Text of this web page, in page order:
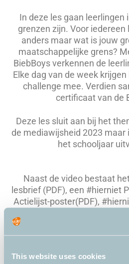
This website uses cookies
In deze les gaan leerlingen
grenzen zijn. Voor
anders maar wat is jouw
maatschappelijke grens?
BiebBoys verkennen de
Elke dag van de week
challenge mee. Verdien
certificaat van de
Deze les sluit aan bij het
de mediawijsheid 2023 maar
het schooljaar
Naast de video bestaat
lesbrief (PDF), een #hierniet
Actielijst-poster(PDF),
Ook is er weer een
leerlingen mee kunt